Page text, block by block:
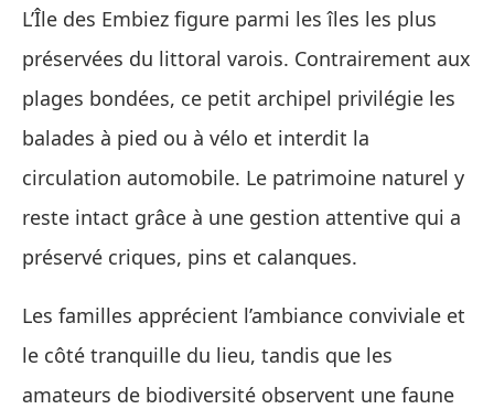
L’Île des Embiez figure parmi les îles les plus
préservées du littoral varois. Contrairement aux
plages bondées, ce petit archipel privilégie les
balades à pied ou à vélo et interdit la
circulation automobile. Le patrimoine naturel y
reste intact grâce à une gestion attentive qui a
préservé criques, pins et calanques.
Les familles apprécient l’ambiance conviviale et
le côté tranquille du lieu, tandis que les
amateurs de biodiversité observent une faune